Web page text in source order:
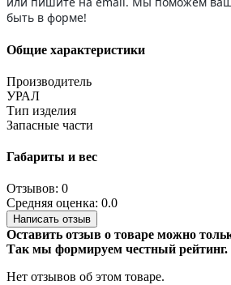
быть в форме!
Общие характеристики
Производитель
УРАЛ
Тип изделия
Запасные части
Габариты и вес
Отзывов: 0
Средняя оценка: 0.0
Написать отзыв
Оставить отзыв о товаре можно
Так мы формируем честный рейтинг.
Нет отзывов об этом товаре.